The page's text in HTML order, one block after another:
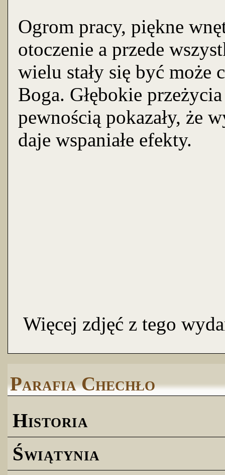
Parafia Chechło
Historia
Świątynia
Ogrom pracy, piękne
otoczenie a przede
wielu stały się być może
Boga. Głębokie
pewnością pokazały, że
daje wspaniałe efekty.
Więcej zdjęć z tego